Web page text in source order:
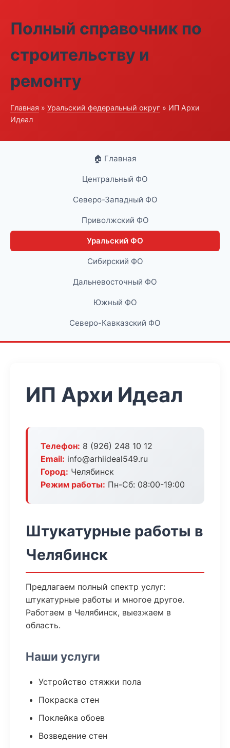
Полный справочник по
строительству и
ремонту
Главная » Уральский федеральный округ » ИП Архи
Идеал
🏠 Главная
Центральный ФО
Северо-Западный ФО
Приволжский ФО
Уральский ФО
Сибирский ФО
Дальневосточный ФО
Южный ФО
Северо-Кавказский ФО
ИП Архи Идеал
Телефон: 8 (926) 248 10 12
Email: info@arhiideal549.ru
Город: Челябинск
Режим работы: Пн-Сб: 08:00-19:00
Штукатурные работы в
Челябинск
Предлагаем полный спектр услуг:
штукатурные работы и многое другое.
Работаем в Челябинск, выезжаем в
область.
Наши услуги
Устройство стяжки пола
Покраска стен
Поклейка обоев
Возведение стен